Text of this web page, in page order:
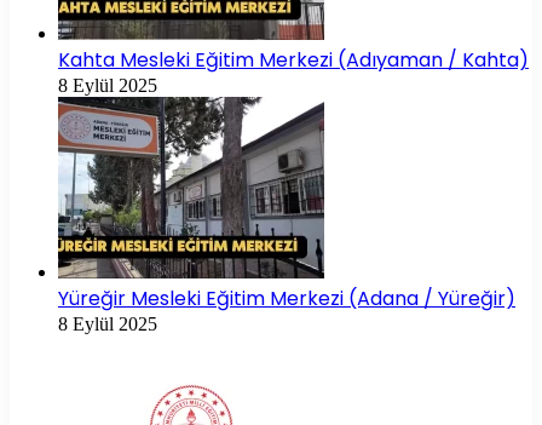
Kahta Mesleki Eğitim Merkezi (Adıyaman / Kahta)
8 Eylül 2025
Yüreğir Mesleki Eğitim Merkezi (Adana / Yüreğir)
8 Eylül 2025